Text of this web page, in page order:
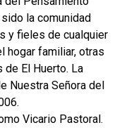
la comunidad
y fieles de cualquier
hogar familiar, otras
El Huerto. La
Nuestra Señora del
Vicario Pastoral.